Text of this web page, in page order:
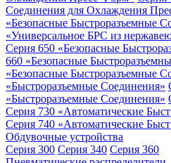
Соединения для Охлаждения
«Безопасные Быстроразъемные
«Универсальное БРС из
Серия 650 «Безопасные
660 «Безопасные
«Безопасные Быстроразъемные
«Быстроразъемные Соединения»
«Быстроразъемные Соединения»
Серия 730 «Автоматические
Серия 740 «Автоматические
Обдувочные устройства
Серия 300 Серия 340 Серия 360